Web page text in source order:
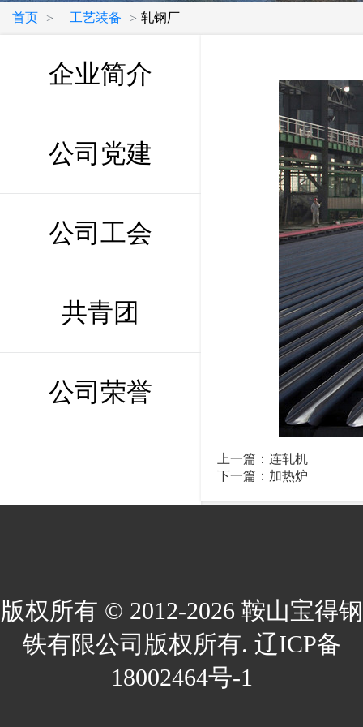
首页 > 工艺装备 > 轧钢厂
企业简介
公司党建
公司工会
共青团
公司荣誉
上一篇： 连轧机
下一篇： 加热炉
版权所有 © 2012-2026 鞍山宝得钢
铁有限公司版权所有. 辽ICP备
18002464号-1